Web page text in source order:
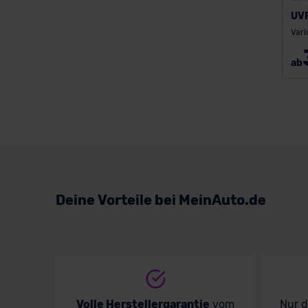
ab
Deine Vorteile bei MeinAuto.de
Volle Herstellergarantie vom Nur